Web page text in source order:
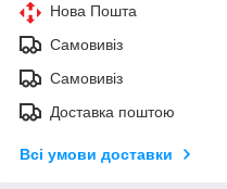
Нова Пошта
Самовивіз
Самовивіз
Доставка поштою
Всі умови доставки